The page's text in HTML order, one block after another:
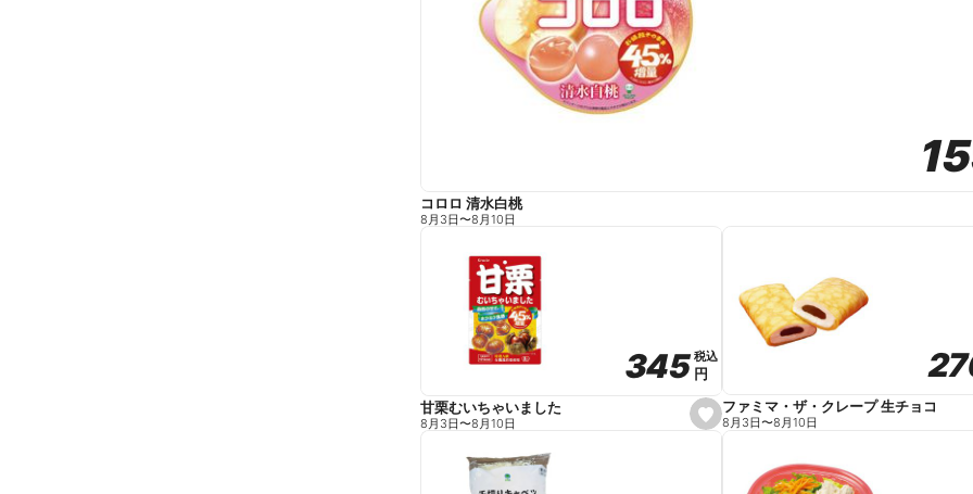
コロロ 清水白桃
8月3日〜8月10日
s
e
345
345税込
税込
円
円
甘栗むいちゃいました
8月3日〜8月10日
ファミマ・ザ・クレープ 生チョコ
8月3日〜8月10日